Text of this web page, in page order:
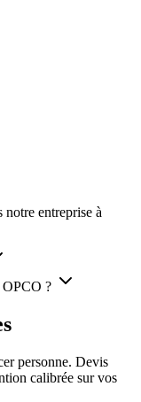
entreprise à
OPCO ?
personne. Devis
calibrée sur vos